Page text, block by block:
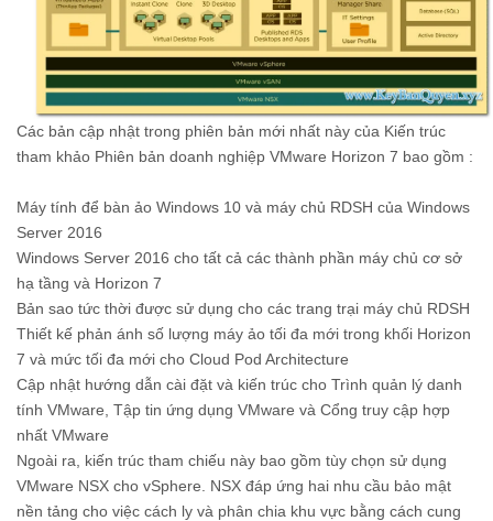
Các bản cập nhật trong phiên bản mới nhất này của Kiến trúc
tham khảo Phiên bản doanh nghiệp VMware Horizon 7 bao gồm :
Máy tính để bàn ảo Windows 10 và máy chủ RDSH của Windows
Server 2016
Windows Server 2016 cho tất cả các thành phần máy chủ cơ sở
hạ tầng và Horizon 7
Bản sao tức thời được sử dụng cho các trang trại máy chủ RDSH
Thiết kế phản ánh số lượng máy ảo tối đa mới trong khối Horizon
7 và mức tối đa mới cho Cloud Pod Architecture
Cập nhật hướng dẫn cài đặt và kiến ​​trúc cho Trình quản lý danh
tính VMware, Tập tin ứng dụng VMware và Cổng truy cập hợp
nhất VMware
Ngoài ra, kiến ​​trúc tham chiếu này bao gồm tùy chọn sử dụng
VMware NSX cho vSphere. NSX đáp ứng hai nhu cầu bảo mật
nền tảng cho việc cách ly và phân chia khu vực bằng cách cung